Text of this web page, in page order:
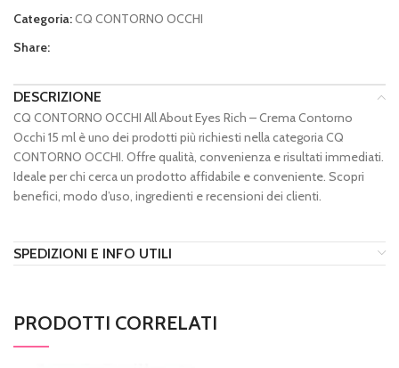
Categoria:CQ CONTORNO OCCHI
Share:
DESCRIZIONE
CQ CONTORNO OCCHI All About Eyes Rich – Crema Contorno
Occhi 15 ml è uno dei prodotti più richiesti nella categoria CQ
CONTORNO OCCHI. Offre qualità, convenienza e risultati immediati.
Ideale per chi cerca un prodotto affidabile e conveniente. Scopri
benefici, modo d’uso, ingredienti e recensioni dei clienti.
SPEDIZIONI E INFO UTILI
PRODOTTI CORRELATI